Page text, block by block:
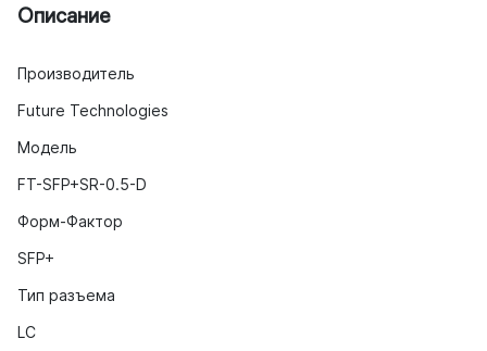
Описание
Производитель
Future Technologies
Модель
FT-SFP+SR-0.5-D
Форм-Фактор
SFP+
Тип разъема
LC